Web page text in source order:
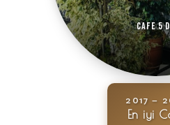
Cafe 5
2017 –
En iyi